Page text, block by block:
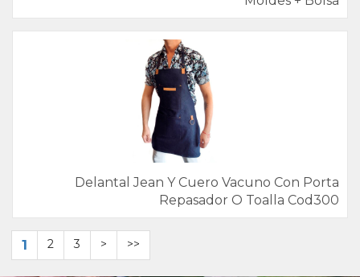
Delantal Jean Y Cuero Vacuno Con Porta
Repasador O Toalla Cod300
1 2 3 > >>